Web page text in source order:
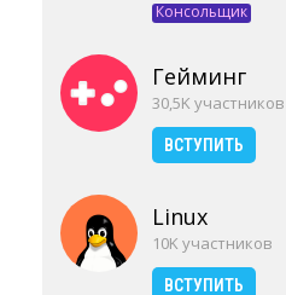
Консольщик
Гейминг
30,5K участников
ВСТУПИТЬ
Linux
10K участников
ВСТУПИТЬ